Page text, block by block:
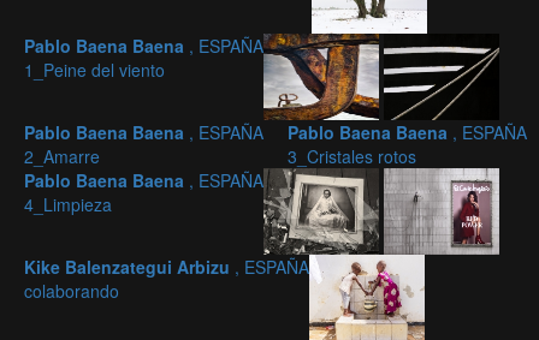
Pablo Baena Baena , ESPAÑA
1_Peine del viento
Pablo Baena Baena , ESPAÑA
2_Amarre
Pablo Baena Baena , ESPAÑA
3_Cristales rotos
Pablo Baena Baena , ESPAÑA
4_Limpieza
Kike Balenzategui Arbizu , ESPAÑA
colaborando